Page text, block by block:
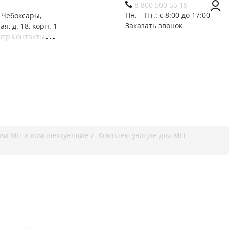
8 800 500 55 19
Пн. – Пт.: с 8:00 до 17:00
Заказать звонок
Чебоксары,
д. 18, корп. 1
Контакты
МП и комплектующие Комплектующие для МП